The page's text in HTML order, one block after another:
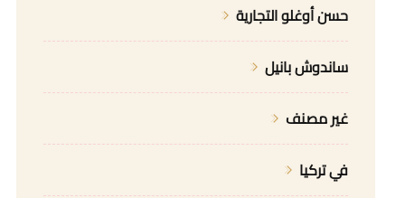
حسن أوغلو التجارية
ساندوش بانيل
غير مصنف
في تركيا